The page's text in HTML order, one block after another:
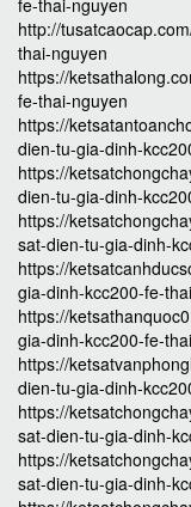
fe-thai-nguyen
http://
thai-nguyen
https://
fe-thai-nguyen
https://
dien-tu-gia-dinh-
https://
dien-tu-gia-dinh-
https://
sat-dien-tu-gia-dinh-
https://
gia-dinh-kcc200-fe-
https://
gia-dinh-kcc200-fe-
https://
dien-tu-gia-dinh-
https://
sat-dien-tu-gia-dinh-
https://
sat-dien-tu-gia-dinh-